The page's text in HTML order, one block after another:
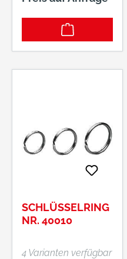
von 100 Stück.
SCHLÜSSELRING
NR. 40010
4 Varianten verfügbar